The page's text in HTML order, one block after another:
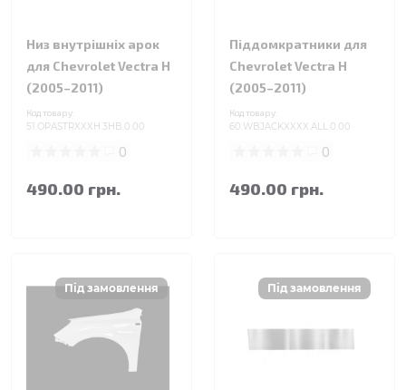
Низ внутрішніх арок
для Chevrolet Vectra H
(2005–2011)
Код товару:
51.OPASTRXXXH.3HB.0.00
0
490.00 грн.
Піддомкратники для
Chevrolet Vectra H
(2005–2011)
Код товару:
60.WBJACKXXXX.ALL.0.00
0
490.00 грн.